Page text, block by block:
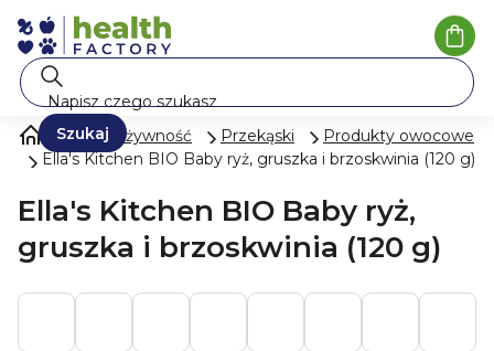
Przejść
do
treści
Szukaj
Mleko i żywność Przekąski
Produkty owocowe
Ella's Kitchen BIO Baby ryż, gruszka i brzoskwinia (120 g)
Ella's Kitchen BIO Baby ryż,
gruszka i brzoskwinia (120 g)